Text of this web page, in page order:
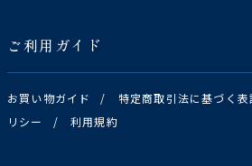
ご利用ガイド
お買い物ガイド / 特定商取引法に基づく表
リシー
/ 利用規約